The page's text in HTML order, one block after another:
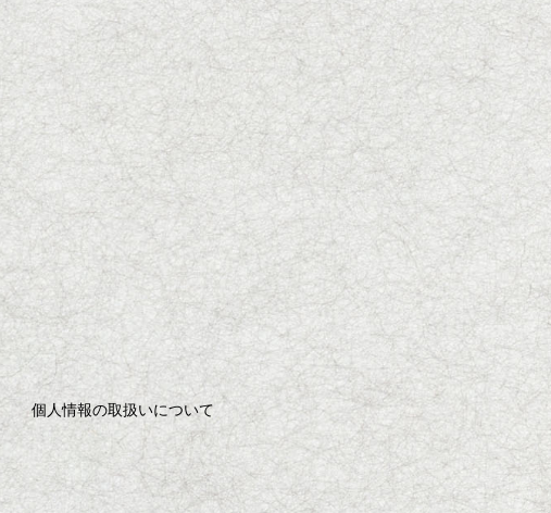
個人情報の取扱いについて